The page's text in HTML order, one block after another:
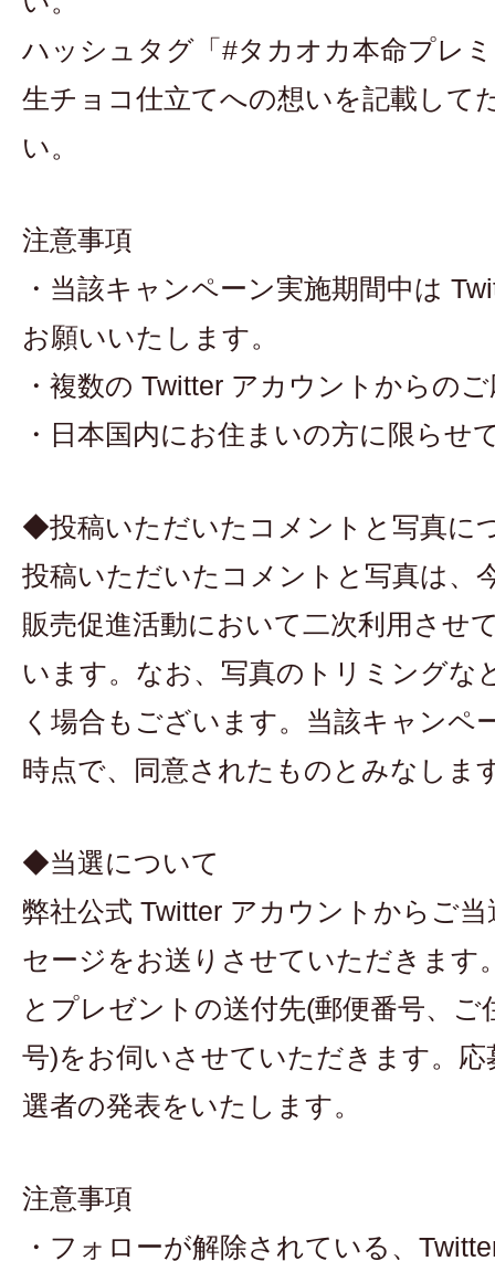
ハッシュタグ「#タカオカ本命プレ
生チョコ仕立てへの想いを記載して
い。
注意事項
・当該キャンペーン実施期間中は
お願いいたします。
・複数の Twitter アカウントからの
・日本国内にお住まいの方に限らせ
◆投稿いただいたコメントと写真に
投稿いただいたコメントと写真は、
販売促進活動において二次利用させ
います。なお、写真のトリミングな
く場合もございます。当該キャンペ
時点で、同意されたものとみなしま
◆当選について
弊社公式 Twitter アカウントからご
セージをお送りさせていただきます
とプレゼントの送付先(郵便番号、ご
号)をお伺いさせていただきます。応
選者の発表をいたします。
注意事項
・フォローが解除されている、